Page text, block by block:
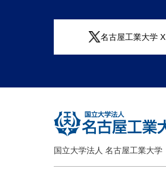
名古屋工業大学 X
国立大学法人 名古屋工業大学